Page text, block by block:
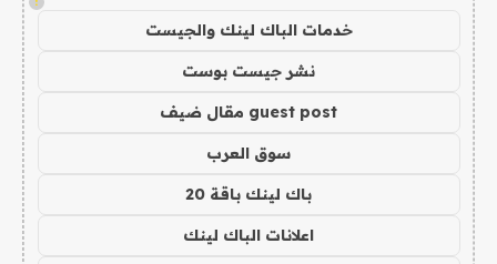
خدمات الباك لينك والجيست
نشر جيست بوست
guest post مقال ضيف
سوق العرب
باك لينك باقة 20
اعلانات الباك لينك